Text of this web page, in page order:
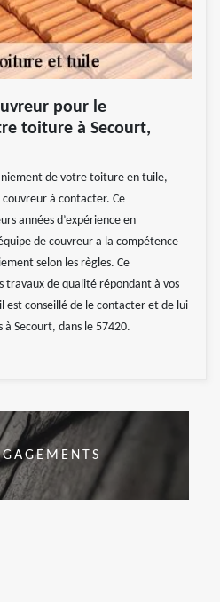
pour le
toiture à Secourt,
de votre toiture en tuile,
à contacter. Ce
années d’expérience en
de couvreur a la compétence
selon les règles. Ce
travaux de qualité répondant à vos
est conseillé de le contacter et de lui
à Secourt, dans le 57420.